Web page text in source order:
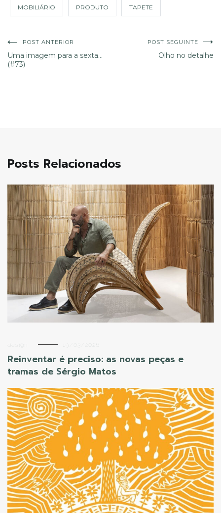
MOBILIÁRIO PRODUTO TAPETE
Navegação
de
POST ANTERIOR
Uma imagem para a sexta…
(#73)
POST SEGUINTE
Olho no detalhe
Posts Relacionados
design 19/03/2026
Reinventar é preciso: as novas peças e
tramas de Sérgio Matos